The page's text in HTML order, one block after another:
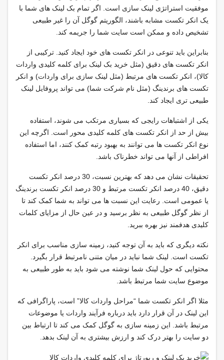
موفقیت استراتژی لینک سازی است. اگر تمام بک لینک های شما با
یک انکر تکست مشابه باشند، الگوریتم گوگل آن را غیر طبیعی
تشخیص داده و ممکن است سایت شما را جریمه کند.
بنابراین باید تنوعی در انکر تکست های خود ایجاد کنید. ترکیبی از
انکر تکست های دقیق (مثل خرید بک لینک برای کلمه کلیدی واردات
کالا)، انکر تکست های مرتبط (مثل لینک سازی برای واردات) و انکر
تکست های برندینگ (مثل نام شرکت شما) می تواند پروفایل لینک
طبیعی تری ایجاد کند.
یکی از اشتباهات رایجی که بسیاری مرتکب می شوند، استفاده
بیش از حد از انکر تکست های کلمه کلیدی محور است. اگرچه این
نوع انکر تکست ها می توانند به بهبود رتبه کمک کنند، اما استفاده
افراطی از آنها می تواند خطرناک باشد.
تحقیقات نشان می دهد که بهترین نسبت، 30 درصد انکر تکست
دقیق، 40 درصد انکر تکست مرتبط و 30 درصد انکر تکست برندینگ
یا عمومی است. رعایت این نسبت ها می تواند به شما کمک کند تا
از نظر گوگل طبیعی به نظر برسید و در عین حال از مزایای کلمات
کلیدی هدفمند نیز بهره ببرید.
نکته دیگری که باید به آن توجه کنید، زمینه سازی مناسب برای انکر
تکست است. لینک شما نباید در میان متنی نامرتبط قرار بگیرد.
محتوایی که حول لینک شما نوشته می شود باید به طور طبیعی به
موضوع سایت شما مرتبط باشد.
مثلا اگر انکر تکست شما “مراحل واردات کالا” است، پاراگرافی که
این لینک در آن قرار دارد باید درباره فرآیند واردات یا موضوعات
مرتبط باشد. این زمینه سازی به گوگل کمک می کند تا ارتباط بین
دو سایت را بهتر درک کند و ارزش بیشتری به آن لینک بدهد.